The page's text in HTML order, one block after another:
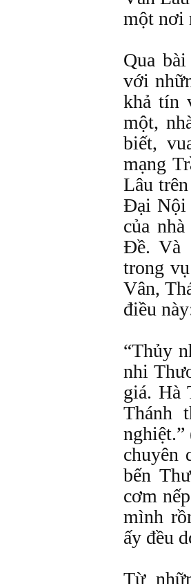
một nơi
Qua
với
khả tín
một,
biết,
mạng
Lâu
Đại Nội
của
Đề. Và
trong
Vân,
điều
“Thủy
nhi
giá. Hà
Thánh
nghiệt.”
chuyên
bến
cơm
mình
ấy đều
Từ